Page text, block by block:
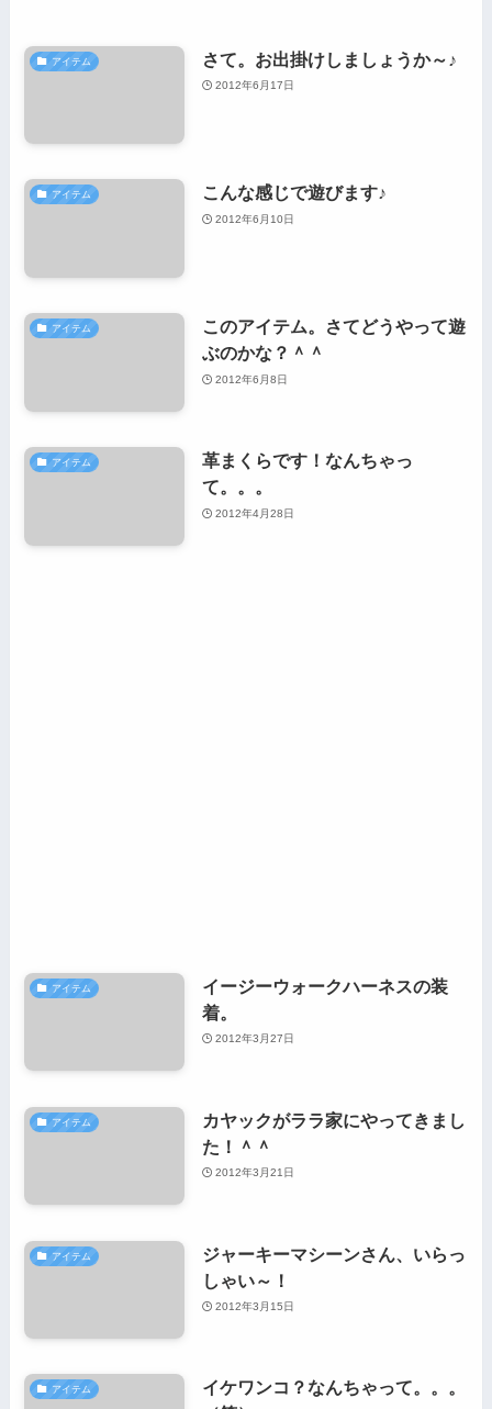
アイテム さて。お出掛けしましょうか～♪
2012年6月17日
アイテム こんな感じで遊びます♪
2012年6月10日
アイテム
このアイテム。さてどうやって遊
ぶのかな？＾＾
2012年6月8日
アイテム
革まくらです！なんちゃっ
て。。。
2012年4月28日
アイテム
イージーウォークハーネスの装
着。
2012年3月27日
アイテム
カヤックがララ家にやってきまし
た！＾＾
2012年3月21日
アイテム
ジャーキーマシーンさん、いらっ
しゃい～！
2012年3月15日
アイテム
イケワンコ？なんちゃって。。。